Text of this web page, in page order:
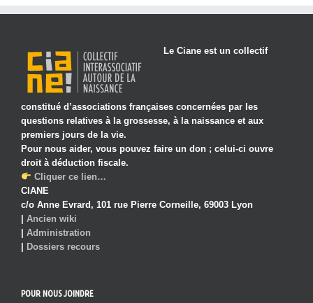
Le Ciane est un collectif
constitué d’associations françaises concernées par les
questions relatives à la grossesse, à la naissance et aux
premiers jours de la vie.
Pour nous aider, vous pouvez faire un don ; celui-ci ouvre
droit à déduction fiscale.
Cliquer ce lien…
CIANE
c/o Anne Evrard, 101 rue Pierre Corneille, 69003 Lyon
Ancien wiki
Administration
Dossiers recours
POUR NOUS JOINDRE